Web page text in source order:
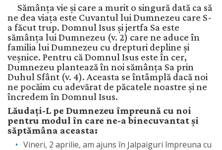
Sămânța vie și care a murit o singură dată ca să
ne dea viața este Cuvantul lui Dumnezeu care S-
a făcut trup. Domnul Isus și jertfa Sa este
sămânța lui Dumnezeu (v. 2) care ne aduce în
familia lui Dumnezeu cu drepturi depline și
veșnice. Pentru că Domnul Isus este în cer,
Dumnezeu plantează în noi sămânța Sa prin
Duhul Sfânt (v. 4). Aceasta se întâmplă dacă noi
ne pocăim cu adevărat de păcatele noastre și ne
încredem în Domnul Isus.
Lăudați-L pe Dumnezeu împreună cu noi
pentru modul în care ne-a binecuvantat și
săptămâna aceasta:
Vineri, 2 aprilie, am ajuns în Jalpaiguri împreuna cu